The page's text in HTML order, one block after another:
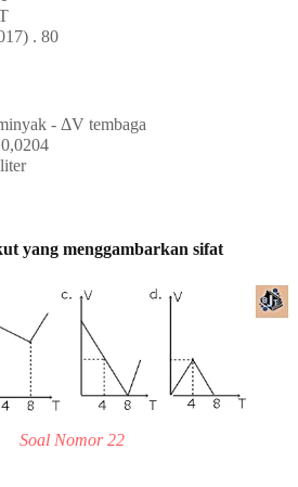
. 80
- ΔV tembaga
yang menggambarkan sifat
Soal Nomor 22